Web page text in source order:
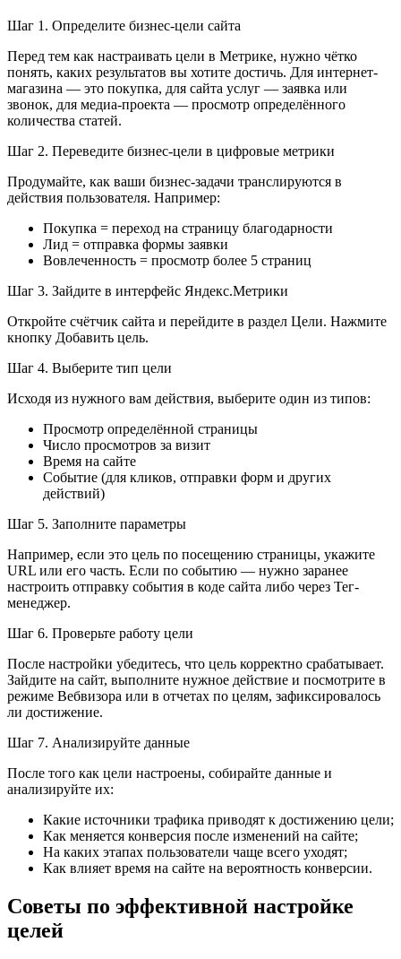
Шаг 1. Определите бизнес-цели сайта
Перед тем как настраивать цели в Метрике, нужно чётко
понять, каких результатов вы хотите достичь. Для интернет-
магазина — это покупка, для сайта услуг — заявка или
звонок, для медиа-проекта — просмотр определённого
количества статей.
Шаг 2. Переведите бизнес-цели в цифровые метрики
Продумайте, как ваши бизнес-задачи транслируются в
действия пользователя. Например:
Покупка = переход на страницу благодарности
Лид = отправка формы заявки
Вовлеченность = просмотр более 5 страниц
Шаг 3. Зайдите в интерфейс Яндекс.Метрики
Откройте счётчик сайта и перейдите в раздел Цели. Нажмите
кнопку Добавить цель.
Шаг 4. Выберите тип цели
Исходя из нужного вам действия, выберите один из типов:
Просмотр определённой страницы
Число просмотров за визит
Время на сайте
Событие (для кликов, отправки форм и других
действий)
Шаг 5. Заполните параметры
Например, если это цель по посещению страницы, укажите
URL или его часть. Если по событию — нужно заранее
настроить отправку события в коде сайта либо через Тег-
менеджер.
Шаг 6. Проверьте работу цели
После настройки убедитесь, что цель корректно срабатывает.
Зайдите на сайт, выполните нужное действие и посмотрите в
режиме Вебвизора или в отчетах по целям, зафиксировалось
ли достижение.
Шаг 7. Анализируйте данные
После того как цели настроены, собирайте данные и
анализируйте их:
Какие источники трафика приводят к достижению цели;
Как меняется конверсия после изменений на сайте;
На каких этапах пользователи чаще всего уходят;
Как влияет время на сайте на вероятность конверсии.
Советы по эффективной настройке
целей